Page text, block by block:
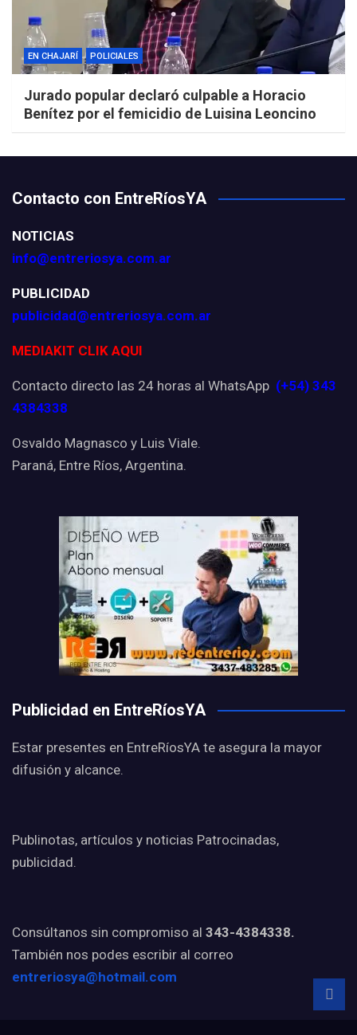
EN CHAJARÍ POLICIALES
Jurado popular declaró culpable a Horacio
Benítez por el femicidio de Luisina Leoncino
Contacto con EntreRíosYA
NOTICIAS
info@entreriosya.com.ar
PUBLICIDAD
publicidad@entreriosya.com.ar
MEDIAKIT CLIK AQUI
Contacto directo las 24 horas al WhatsApp (+54) 343
4384338
Osvaldo Magnasco y Luis Viale.
Paraná, Entre Ríos, Argentina.
Publicidad en EntreRíosYA
Estar presentes en EntreRíosYA te asegura la mayor
difusión y alcance.
Publinotas, artículos y noticias Patrocinadas,
publicidad.
Consúltanos sin compromiso al 343-4384338.
También nos podes escribir al correo
entreriosya@hotmail.com